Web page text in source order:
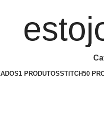
1 PRODUTOSSTITCH50